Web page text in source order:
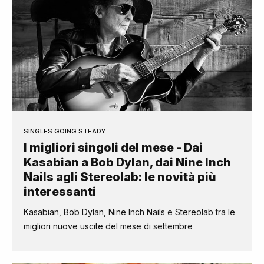
SINGLES GOING STEADY
I migliori singoli del mese - Dai
Kasabian a Bob Dylan, dai Nine Inch
Nails agli Stereolab: le novità più
interessanti
Kasabian, Bob Dylan, Nine Inch Nails e Stereolab tra le
migliori nuove uscite del mese di settembre